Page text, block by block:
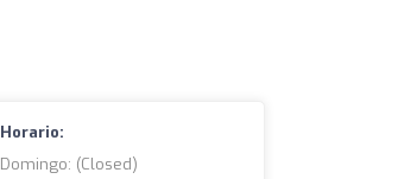
Horario:
Domingo: (closed)